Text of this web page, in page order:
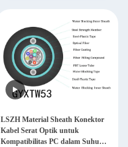
LSZH Material Sheath Konektor
Kabel Serat Optik untuk
Kompatibilitas PC dalam Suhu